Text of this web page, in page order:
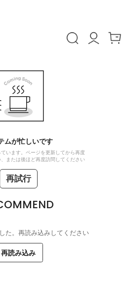
ムが忙しいです
います。ページを更新してから再度
または後ほど再度訪問してください
再試行
た。再読み込みしてください
再読み込み